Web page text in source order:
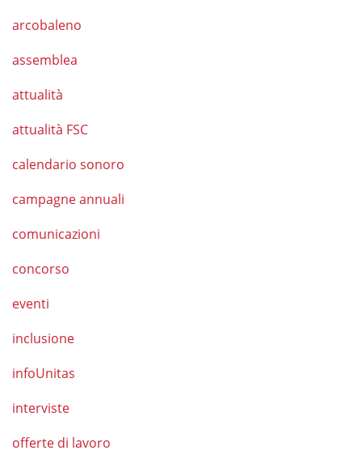
arcobaleno
assemblea
attualità
attualità FSC
calendario sonoro
campagne annuali
comunicazioni
concorso
eventi
inclusione
infoUnitas
interviste
offerte di lavoro